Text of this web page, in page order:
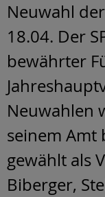
Neuwahl
18.04. Der
bewährter
Neuwahlen
seinem Amt
gewählt als
Biberger,